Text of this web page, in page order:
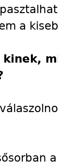
a
kinek,